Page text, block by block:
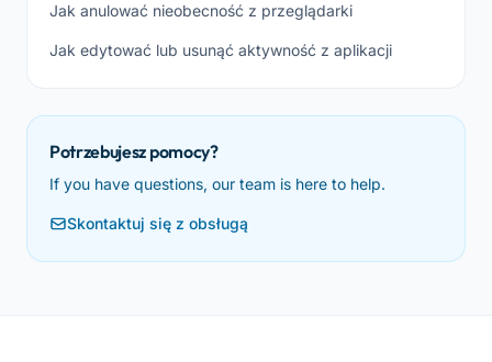
Jak anulować nieobecność z przeglądarki
Jak edytować lub usunąć aktywność z aplikacji
Potrzebujesz pomocy?
If you have questions, our team is here to help.
Skontaktuj się z obsługą